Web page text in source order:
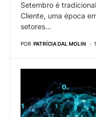
Setembro é
Cliente, uma época
setores…
POR PATRÍCIA DAL MOLIN